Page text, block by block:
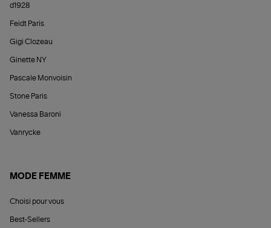
d1928
Feidt Paris
Gigi Clozeau
Ginette NY
Pascale Monvoisin
Stone Paris
Vanessa Baroni
Vanrycke
MODE FEMME
Choisi pour vous
Best-Sellers